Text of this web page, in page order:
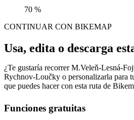
70 %
CONTINUAR CON BIKEMAP
Usa, edita o descarga
¿Te gustaría recorrer M.Veleň-Lesná-
Rychnov-Loučky o personalizarla para
que puedes hacer con esta ruta de
Funciones gratuitas